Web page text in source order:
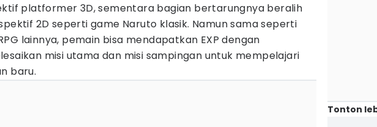
platformer 3D, sementara bagian bertarungnya beralih
2D seperti game Naruto klasik. Namun sama seperti
lainnya, pemain bisa mendapatkan EXP dengan
misi utama dan misi sampingan untuk mempelajari
baru.
Tonton